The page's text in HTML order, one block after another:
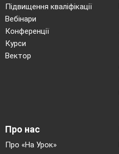
DOG
Підвищення кваліфікації
Вебінари
Конференції
Курси
Вектор
Про нас
Про «На Урок»